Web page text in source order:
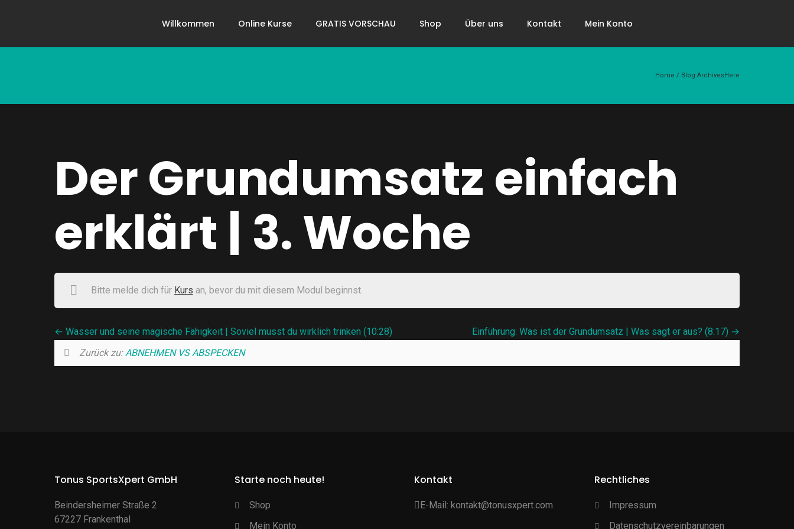
Willkommen Online Kurse GRATIS VORSCHAU Shop Über uns Kontakt Mein Konto
Home / Blog ArchivesHere
Der Grundumsatz einfach
erklärt | 3. Woche
Bitte melde dich für Kurs an, bevor du mit diesem Modul beginnst.
Wasser und seine magische Fähigkeit | Soviel musst du wirklich trinken (10:28)
Einführung: Was ist der Grundumsatz | Was sagt er aus? (8:17)
Zurück zu:ABNEHMEN VS ABSPECKEN
Tonus SportsXpert GmbH
Beindersheimer Straße 2
67227 Frankenthal
Starte noch heute!
Shop
Mein Konto
Kontakt
E-Mail: kontakt@tonusxpert.com
Rechtliches
Impressum
Datenschutzvereinbarungen